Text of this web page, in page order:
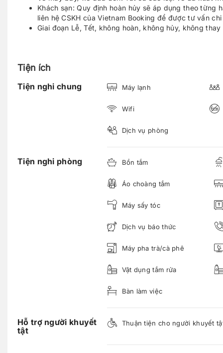
Khách sạn: Quy định hoàn hủy sẽ áp dụng theo
liên hệ CSKH của Vietnam Booking để được tư vấn
Giai đoạn Lễ, Tết, không hoàn, không hủy, không thay
Tiện ích
Tiện nghi chung Máy lạnh
Wifi
Dịch vụ phòng
Tiện nghi phòng Bồn tắm
Áo choàng tắm
Máy sấy tóc
Dịch vụ báo thức
Máy pha trà/cà phê
Vật dụng tắm rửa
Bàn làm việc
Hỗ trợ người khuyết
tật
Thuận tiện cho người khuyết